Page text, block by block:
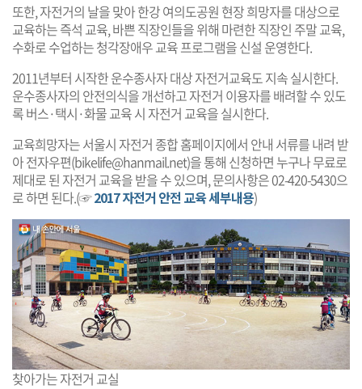
또한, 자전거의 날을 맞아 한강 여의도공원 현장 희망자를 대상으로
교육하는 즉석 교육, 바쁜 직장인들을 위해 마련한 직장인 주말 교육,
수화로 수업하는 청각장애우 교육 프로그램을 신설 운영한다.
2011년부터 시작한 운수종사자 대상 자전거교육도 지속 실시한다.
운수종사자의 안전의식을 개선하고 자전거 이용자를 배려할 수 있도
록 버스·택시·화물 교육 시 자전거 교육을 실시한다.
교육희망자는 서울시 자전거 종합 홈페이지에서 안내 서류를 내려 받
아 전자우편(bikelife@hanmail.net)을 통해 신청하면 누구나 무료로
제대로 된 자전거 교육을 받을 수 있으며, 문의사항은 02-420-5430으
로 하면 된다.(☞2017 자전거 안전 교육 세부내용)
찾아가는 자전거 교실